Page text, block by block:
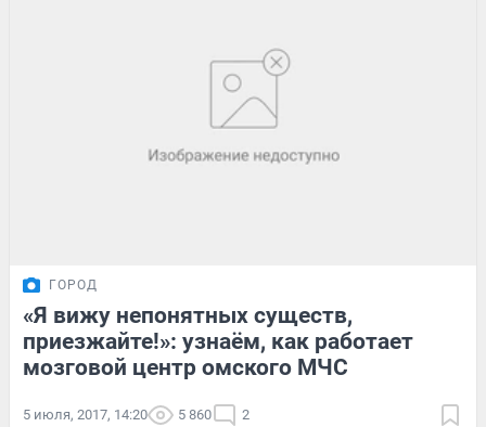
ГОРОД
«Я вижу непонятных существ,
приезжайте!»: узнаём, как работает
мозговой центр омского МЧС
5 июля, 2017, 14:20 5 860 2